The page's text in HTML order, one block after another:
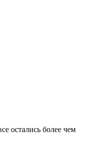
остались более чем